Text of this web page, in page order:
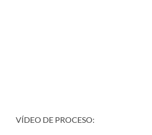
VÍDEO DE PROCESO: